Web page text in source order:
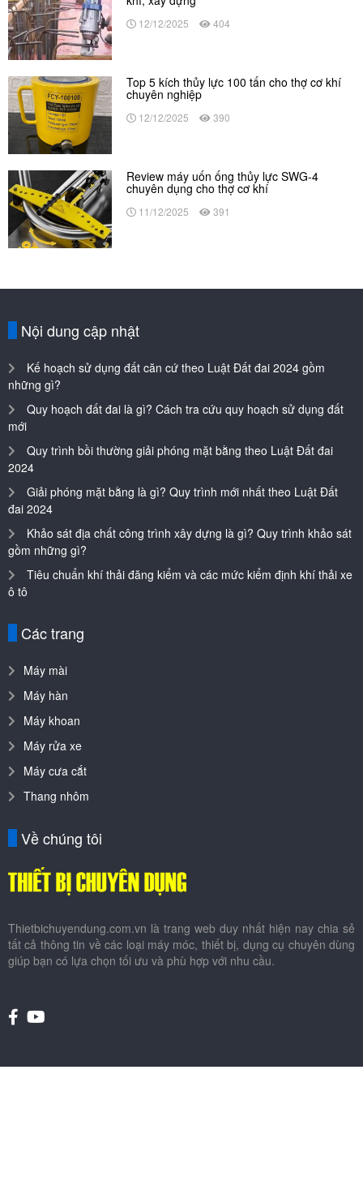
12/12/2025 404
Top 5 kích thủy lực 100 tấn cho thợ cơ khí
chuyên nghiệp
12/12/2025 390
Review máy uốn ống thủy lực SWG-4
chuyên dụng cho thợ cơ khí
11/12/2025 391
Nội dung cập nhật
Kế hoạch sử dụng đất căn cứ theo Luật Đất đai 2024 gồm
những gì?
Quy hoạch đất đai là gì? Cách tra cứu quy hoạch sử dụng đất
mới
Quy trình bồi thường giải phóng mặt bằng theo Luật Đất đai
2024
Giải phóng mặt bằng là gì? Quy trình mới nhất theo Luật Đất
đai 2024
Khảo sát địa chất công trình xây dựng là gì? Quy trình khảo sát
gồm những gì?
Tiêu chuẩn khí thải đăng kiểm và các mức kiểm định khí thải xe
ô tô
Các trang
Máy mài
Máy hàn
Máy khoan
Máy rửa xe
Máy cưa cắt
Thang nhôm
Về chúng tôi
Thietbichuyendung.com.vn là trang web duy nhất hiện nay chia sẻ
tất cả thông tin về các loại máy móc, thiết bị, dụng cụ chuyên dùng
giúp bạn có lựa chọn tối ưu và phù hợp với nhu cầu.